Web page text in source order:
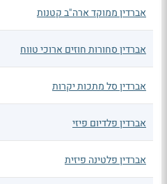
אברדין ממוקד ארה"ב קטנות
אברדין סחורות חוזים ארוכי טווח
אברדין סל מתכות יקרות
אברדין פלדיום פיזי
אברדין פלטינה פיזית